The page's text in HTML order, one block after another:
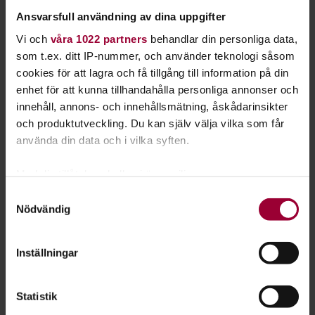
Ansvarsfull användning av dina uppgifter
Vi och våra 1022 partners behandlar din personliga data,
som t.ex. ditt IP-nummer, och använder teknologi såsom
cookies för att lagra och få tillgång till information på din
enhet för att kunna tillhandahålla personliga annonser och
innehåll, annons- och innehållsmätning, åskådarinsikter
och produktutveckling. Du kan själv välja vilka som får
använda din data och i vilka syften.
som kan ha en noggrannhet på upp till flera meter
Du kan ändra eller dra tillbaka ditt samtycke när som
Nödvändig
Inställningar
Statistik
Vi utbildar och ger personligt stöd inom ledarskap,
föreningsutveckling, mötesformer, styrelsens roller,
projektledning och annat som är till nytta för föreningen.
Vi erbjuder ljusa, fina lokaler med konferensrum i olika
storlekar, ateljé, danssal, musikrum, datasalar, teknisk
utrustning och kök med kafédel.
kan vara aktuella för föreningen att söka samt visa hur man
Allt stöd går att få på lätt svenska.
Föreningsutveckling sker varje onsdag: